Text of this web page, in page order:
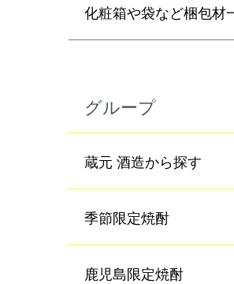
化粧箱や袋など梱包材
グループ
蔵元 酒造から探す
季節限定焼酎
鹿児島限定焼酎